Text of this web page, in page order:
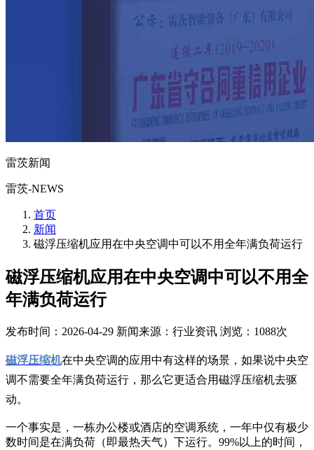
雷茨新闻
雷茨-NEWS
首页
新闻
磁浮压缩机应用在中央空调中可以不用全年满负荷运行
磁浮压缩机应用在中央空调中可以不用全
年满负荷运行
发布时间：2026-04-29 新闻来源：行业资讯 浏览：1088次
磁浮压缩机在中央空调的应用中有这样的场景，如果说中央空
调不需要全年满负荷运行，那么它更适合用磁浮压缩机去驱
动。
一个事实是，一栋办公楼或酒店的空调系统，一年中仅有极少
数时间是在满负荷（即最热天气）下运行。99%以上的时间，